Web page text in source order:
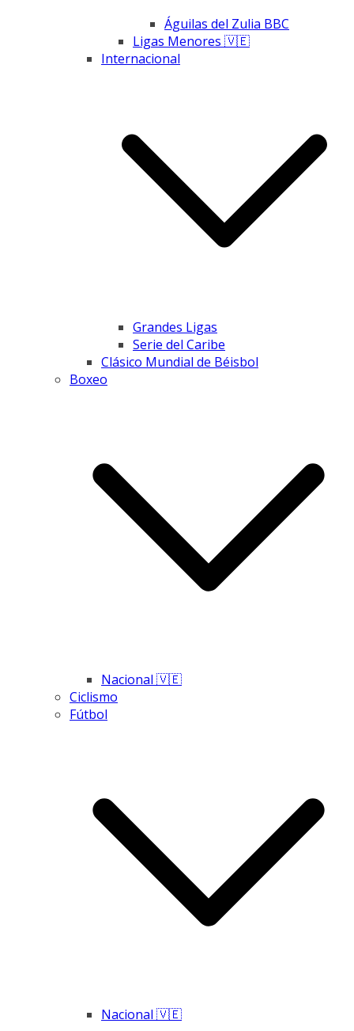
Águilas del Zulia BBC
Ligas Menores 🇻🇪
Internacional
Grandes Ligas
Serie del Caribe
Clásico Mundial de Béisbol
Boxeo
Nacional 🇻🇪
Ciclismo
Fútbol
Nacional 🇻🇪